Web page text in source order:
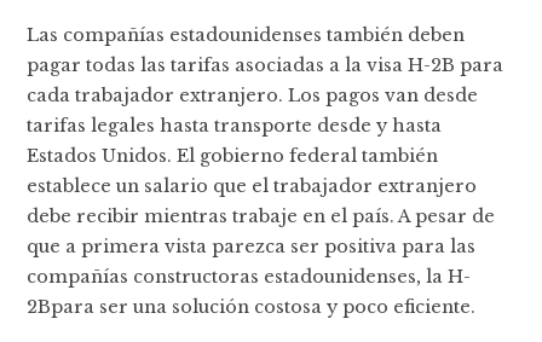
Las compañías estadounidenses también deben
pagar todas las tarifas asociadas a la visa H-2B para
cada trabajador extranjero. Los pagos van desde
tarifas legales hasta transporte desde y hasta
Estados Unidos. El gobierno federal también
establece un salario que el trabajador extranjero
debe recibir mientras trabaje en el país. A pesar de
que a primera vista parezca ser positiva para las
compañías constructoras estadounidenses, la H-
2Bpara ser una solución costosa y poco eficiente.